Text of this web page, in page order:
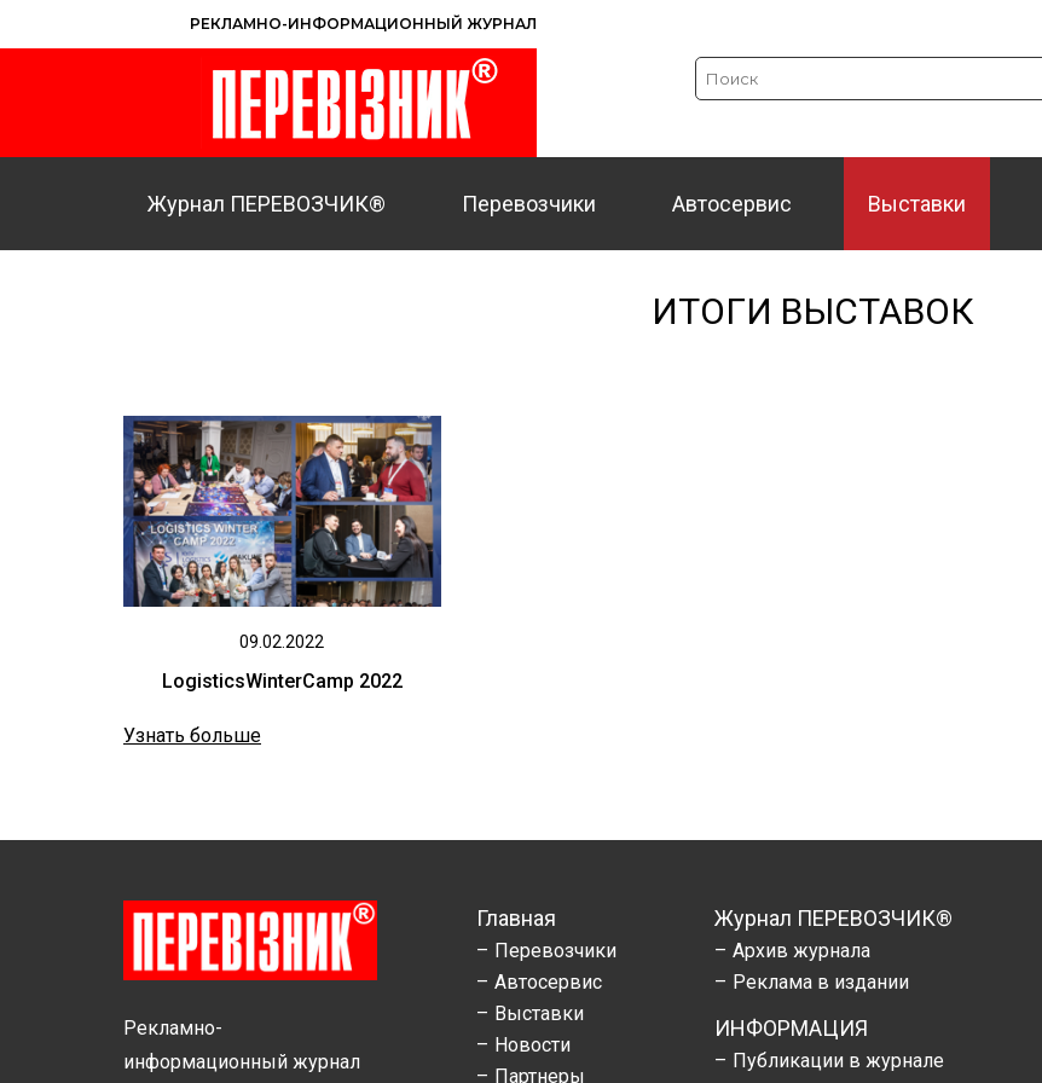
РЕКЛАМНО-ИНФОРМАЦИОННЫЙ ЖУРНАЛ
Журнал ПЕРЕВОЗЧИК® Перевозчики Автосервис Выставки
ИТОГИ ВЫСТАВОК
09.02.2022
LogisticsWinterCamp 2022
Узнать больше
Рекламно-
информационный журнал
Главная
Перевозчики
Автосервис
Выставки
Новости
Партнеры
Журнал ПЕРЕВОЗЧИК®
Архив журнала
Реклама в издании
ИНФОРМАЦИЯ
Публикации в журнале